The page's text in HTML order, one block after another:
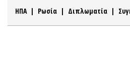
ΗΠΑ| Ρωσία | Διπλωματία |